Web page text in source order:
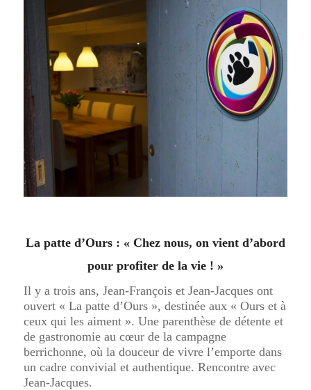
La patte d’Ours : « Chez nous, on vient d’abord
pour profiter de la vie ! »
Il y a trois ans, Jean-François et Jean-Jacques ont
ouvert « La patte d’Ours », destinée aux « Ours et à
ceux qui les aiment ». Une parenthèse de détente et
de gastronomie au cœur de la campagne
berrichonne, où la douceur de vivre l’emporte dans
un cadre convivial et authentique. Rencontre avec
Jean-Jacques.